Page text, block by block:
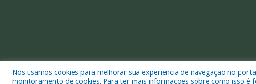
Todos os direitos reservados a Prefeitura Municipal de Limoeiro
Nós usamos cookies para melhorar sua experiência de navegação no
monitoramento de cookies. Para ter mais informações sobre como isso é